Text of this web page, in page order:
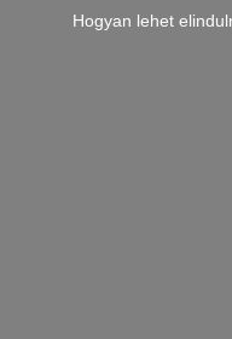
Hogyan lehet